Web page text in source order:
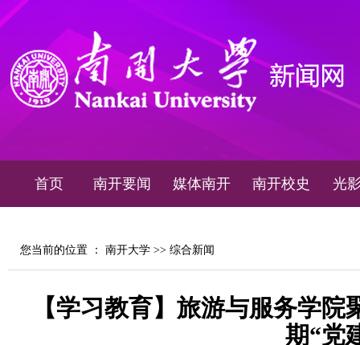
首页 南开要闻 媒体南开 南开校史 光
您当前的位置 ： 南开大学 >> 综合新闻
【学习教育】旅游与服务学
期“党